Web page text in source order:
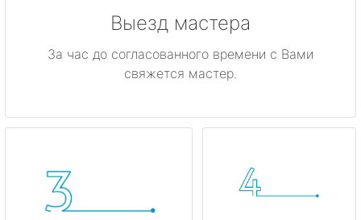
Выезд мастера
За час до согласованного времени с Вами
свяжется мастер.